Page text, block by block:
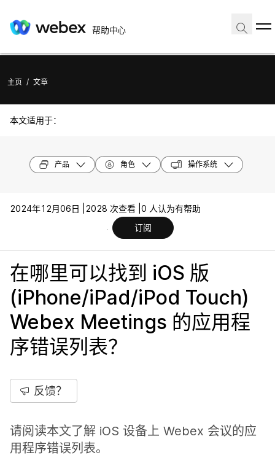
帮助中心
主页 / 文章
本文适用于：
产品 角色 操作系统
2024年12月06日 | 2028 次查看 | 0 人认为有帮助
订阅
在哪里可以找到 iOS 版
(iPhone/iPad/iPod Touch)
Webex Meetings 的应用程
序错误列表？
反馈？
请阅读本文了解 iOS 设备上 Webex 会议的应
用程序错误列表。